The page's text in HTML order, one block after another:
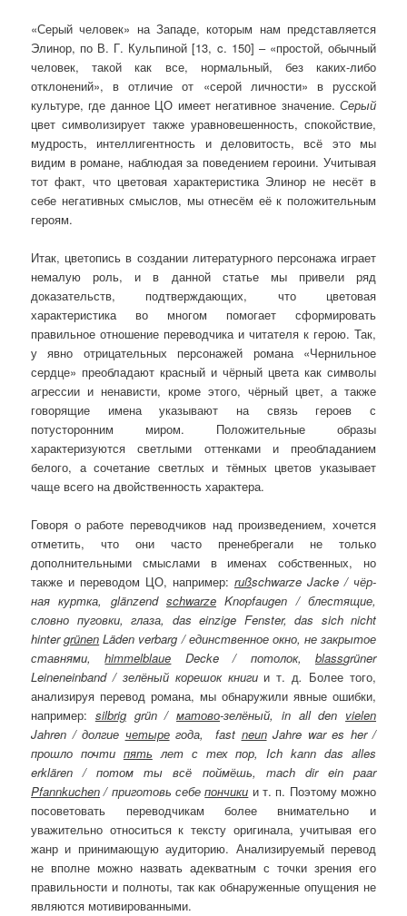
«Серый человек» на Западе, которым нам представляется
Элинор, по В. Г. Кульпиной [13, c. 150] – «простой, обычный
человек, такой как все, нормальный, без каких-либо
отклонений», в отличие от «серой личности» в русской
культуре, где данное ЦО имеет негативное значение. Серый
цвет символизирует также уравновешенность, спокойствие,
мудрость, интеллигентность и деловитость, всё это мы
видим в романе, наблюдая за поведением героини. Учитывая
тот факт, что цветовая характеристика Элинор не несёт в
себе негативных смыслов, мы отнесём её к положительным
героям.
Итак, цветопись в создании литературного персонажа играет
немалую роль, и в данной статье мы привели ряд
доказательств, подтверждающих, что цветовая
характеристика во многом помогает сформировать
правильное отношение переводчика и читателя к герою. Так,
у явно отрицательных персонажей романа «Чернильное
сердце» преобладают красный и чёрный цвета как символы
агрессии и ненависти, кроме этого, чёрный цвет, а также
говорящие имена указывают на связь героев с
потусторонним миром. Положительные образы
характеризуются светлыми оттенками и преобладанием
белого, а сочетание светлых и тёмных цветов указывает
чаще всего на двойственность характера.
Говоря о работе переводчиков над произведением, хочется
отметить, что они часто пренебрегали не только
дополнительными смыслами в именах собственных, но
также и переводом ЦО, например: rußschwarze Jacke / чёр­
ная кур­тка, glänzend schwarze Knopfaugen / блес­тя­щие,
слов­но пу­гов­ки, гла­за, das einzige Fenster,das sich nicht
hinter grünen Läden verbarg / единс­твен­ное окно, не зак­ры­тое
став­ня­ми,himmelblaue Decke/ потолок, blassgrüner
Leineneinband/ зе­лёный ко­решок кни­ги и т. д. Более того,
анализируя перевод романа, мы обнаружили явные ошибки,
например: silbrig grün/ма­тово-зе­лёный, in all den vielen
Jahren / дол­гие че­тырего­да,fast neun Jahre war es her/
прош­ло поч­ти пять лет с тех пор,Ich kann das alles
erklären / по­том ты всё пой­мёшь, mach dir ein paar
Pfannkuchen/ приготовь себе пончики и т. п. Поэтому можно
посоветовать переводчикам более внимательно и
уважительно относиться к тексту оригинала, учитывая его
жанр и принимающую аудиторию. Анализируемый перевод
не вполне можно назвать адекватным с точки зрения его
правильности и полноты, так как обнаруженные опущения не
являются мотивированными.